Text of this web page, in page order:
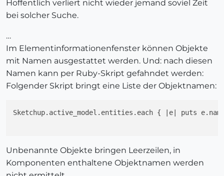
Hoffentlich verliert nicht wieder jemand soviel Zeit
bei solcher Suche.
…
Im Elementinformationenfenster können Objekte
mit Namen ausgestattet werden. Und: nach diesen
Namen kann per Ruby-Skript gefahndet werden:
Folgender Skript bringt eine Liste der Objektnamen:
Sketchup.active_model.entities.each { |e| puts
Unbenannte Objekte bringen Leerzeilen, in
Komponenten enthaltene Objektnamen werden